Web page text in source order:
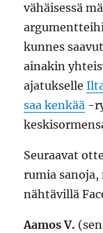
vähäisessä
kunnes
ainakin
ajatukselle
saa kenkää -
Seuraavat
rumia
nähtävillä
Aamos V.